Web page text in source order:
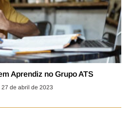
Aprendiz no Grupo ATS
27 de abril de 2023